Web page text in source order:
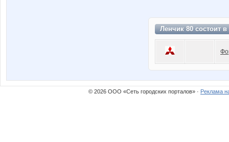
Ленчик 80 состоит в
© 2026 ООО «Сеть городских порталов» · Реклама